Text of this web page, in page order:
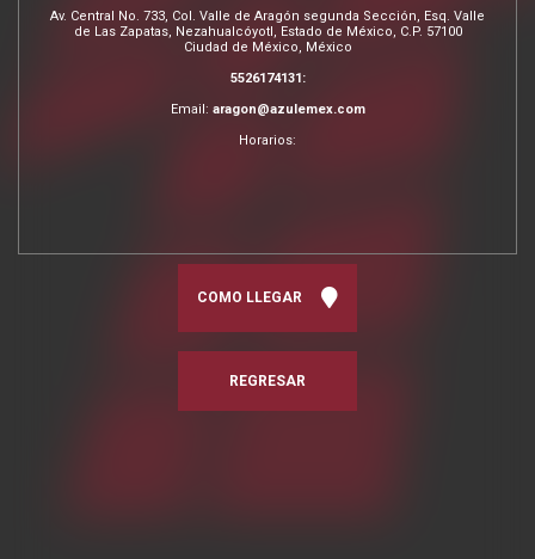
Av. Central No. 733, Col. Valle de Aragón segunda Sección, Esq. Valle
de Las Zapatas, Nezahualcóyotl, Estado de México, C.P. 57100
Ciudad de México, México
5526174131:
Email: aragon@azulemex.com
Horarios:
COMO LLEGAR
REGRESAR